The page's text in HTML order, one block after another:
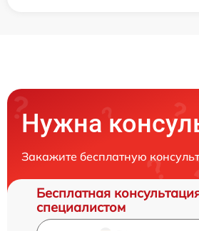
Нужна
Закажите бесплатную
Бесплатная
специалистом